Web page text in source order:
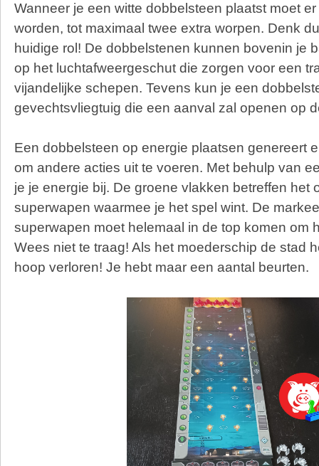
Wanneer je een witte dobbelsteen plaatst moet
worden, tot maximaal twee extra worpen. Denk
huidige rol! De dobbelstenen kunnen bovenin je
op het luchtafweergeschut die zorgen voor een
vijandelijke schepen. Tevens kun je een
gevechtsvliegtuig die een aanval zal openen op
Een dobbelsteen op energie plaatsen genereert
om andere acties uit te voeren. Met behulp van
je je energie bij. De groene vlakken betreffen het
superwapen waarmee je het spel wint. De
superwapen moet helemaal in de top komen om
Wees niet te traag! Als het moederschip de stad
hoop verloren! Je hebt maar een aantal beurten.